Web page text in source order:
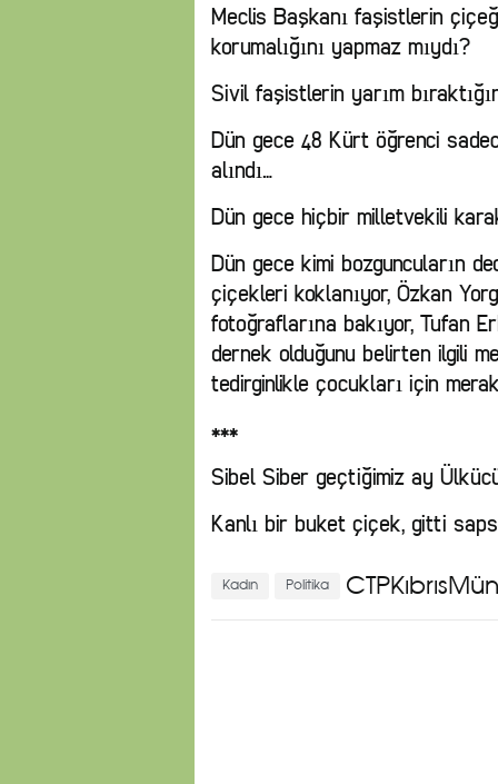
Meclis Başkanı faşistlerin
korumalığını yapmaz mıydı?
Sivil faşistlerin yarım
Dün gece 48 Kürt öğrenci
alındı…
Dün gece hiçbir milletvekili
Dün gece kimi bozguncuların
çiçekleri koklanıyor, Özkan
fotoğraflarına bakıyor, Tufan
dernek olduğunu belirten ilgili
tedirginlikle çocukları için
***
Sibel Siber geçtiğimiz ay
Kanlı bir buket çiçek, gitti
CTP
Kadın Politika